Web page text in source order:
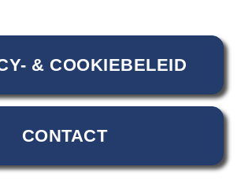
& COOKIEBELEID
CONTACT